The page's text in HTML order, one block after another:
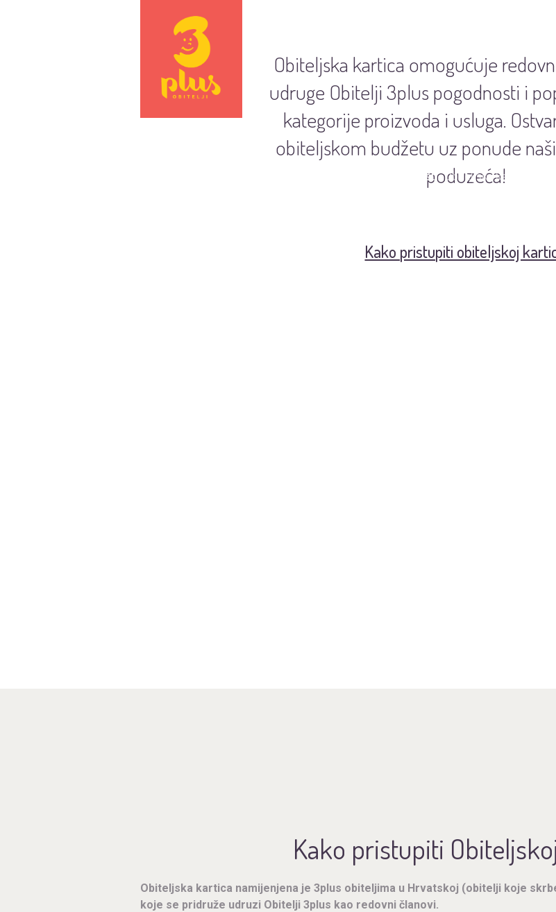
Vijesti Obiteljska kartica
Obiteljska kartica omogućuje
udruge Obitelji 3plus pogodnosti i
kategorije proizvoda i usluga.
obiteljskom budžetu uz ponude
poduzeća!
Kako pristupiti obiteljskoj
Kako pristupiti
Obiteljska kartica namijenjena je 3plus obiteljima u Hrvatskoj (obitelji koje
koje se pridruže udruzi Obitelji 3plus kao redovni članovi.